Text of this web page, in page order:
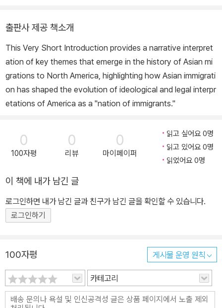
출판사 제공 책소개
This Very Short Introduction provides a narrative interpret
ation of key themes that emerge in the history of Asian mi
grations to North America, highlighting how Asian immigrati
on has shaped the evolution of ideological and legal interpr
etations of America as a "nation of immigrants."
0
100자평
0
리뷰
0
마이페이퍼
읽고 싶어요 0명
읽고 있어요 0명
읽었어요 0명
이 책에 내가 남긴 글
로그인하면 내가 남긴 글과 친구가 남긴 글을 확인할 수 있습니다.
로그인하기
100자평 게시물 운영 원칙
카테고리